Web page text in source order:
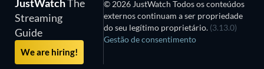
JustWatchThe
Streaming
Guide
We are hiring!
© 2026 JustWatch Todos os conteúdos
externos continuam a ser propriedade
do seu legítimo proprietário. (3.13.0)
Gestão de consentimento